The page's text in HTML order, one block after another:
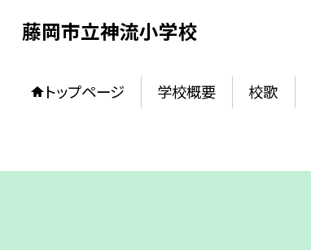
藤岡市立神流小学校
トップページ 学校概要 校歌